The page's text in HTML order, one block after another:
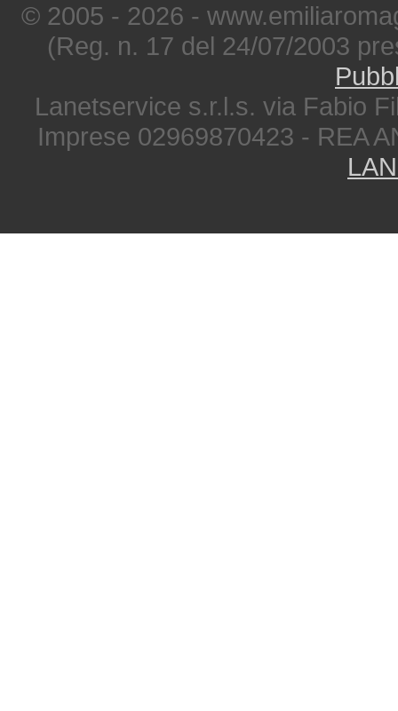
© 2005 - 2026 -
(Reg. n. 17 del 24/07/2003
Lanetservice s.r.l.s. via Fabio
Imprese 02969870423 - REA